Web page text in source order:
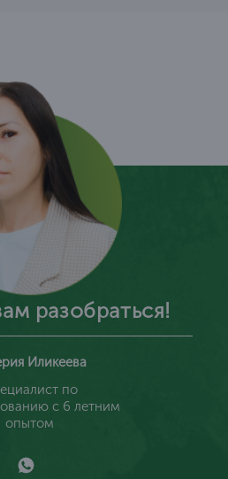
разобраться!
Иликеева
по
с 6 летним
опытом